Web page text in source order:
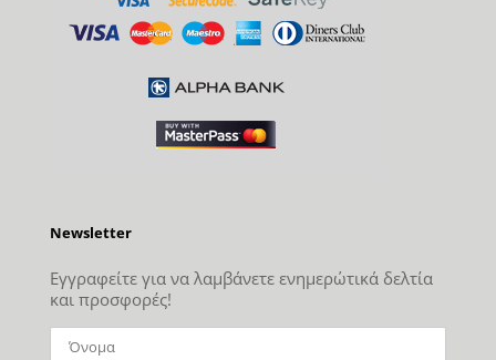
Newsletter
Εγγραφείτε για να λαμβάνετε ενημερώτικά δελτία
και προσφορές!